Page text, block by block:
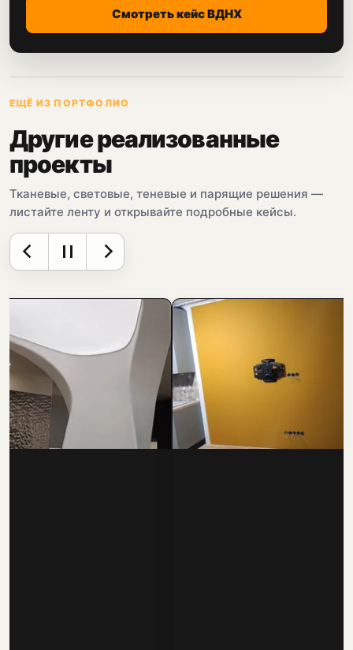
Смотреть кейс ВДНХ
ЕЩЁ ИЗ ПОРТФОЛИО
Другие реализованные
проекты
Тканевые, световые, теневые и парящие решения —
листайте ленту и открывайте подробные кейсы.